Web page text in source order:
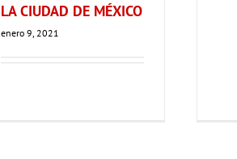
LA CIUDAD DE MÉXICO
enero 9, 2021